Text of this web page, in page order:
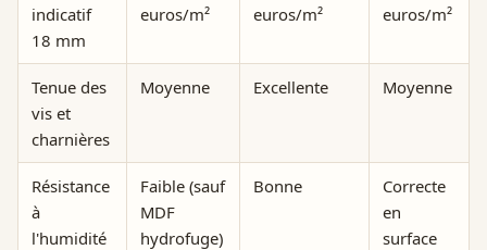
indicatif
18 mm
euros/m²
euros/m²
euros/m²
Tenue des
vis et
charnières
Moyenne Excellente Moyenne
Résistance
à
l'humidité
Faible (sauf
MDF
hydrofuge)
Bonne
Correcte
en
surface